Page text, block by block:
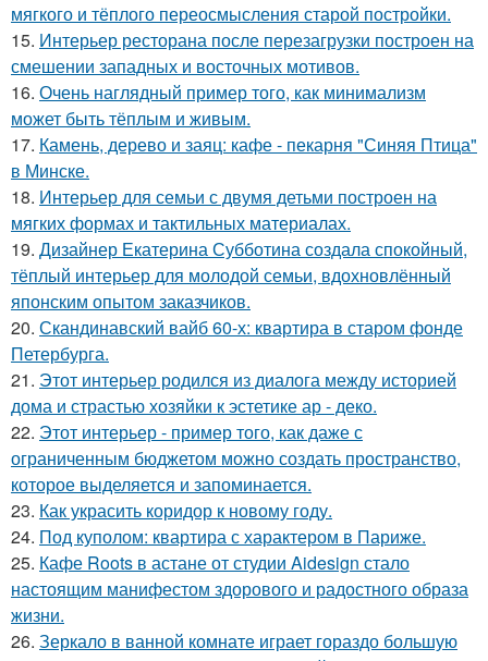
мягкого и тёплого переосмысления старой постройки.
15. Интерьер ресторана после перезагрузки построен на
смешении западных и восточных мотивов.
16. Очень наглядный пример того, как минимализм
может быть тёплым и живым.
17. Камень, дерево и заяц: кафе - пекарня "Синяя Птица"
в Минске.
18. Интерьер для семьи с двумя детьми построен на
мягких формах и тактильных материалах.
19. Дизайнер Екатерина Субботина создала спокойный,
тёплый интерьер для молодой семьи, вдохновлённый
японским опытом заказчиков.
20. Скандинавский вайб 60-х: квартира в старом фонде
Петербурга.
21. Этот интерьер родился из диалога между историей
дома и страстью хозяйки к эстетике ар - деко.
22. Этот интерьер - пример того, как даже с
ограниченным бюджетом можно создать пространство,
которое выделяется и запоминается.
23. Как украсить коридор к новому году.
24. Под куполом: квартира с характером в Париже.
25. Кафе Roots в астане от студии Aidesign стало
настоящим манифестом здорового и радостного образа
жизни.
26. Зеркало в ванной комнате играет гораздо большую